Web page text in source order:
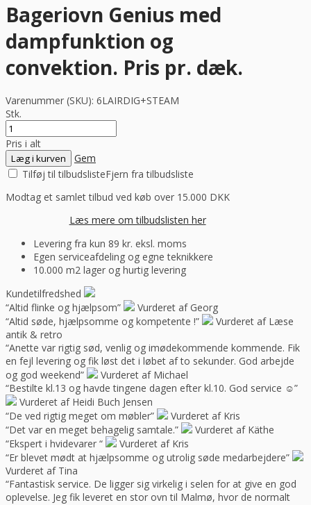
Bageriovn Genius med
dampfunktion og
convektion. Pris pr. dæk.
Varenummer (SKU): 6LAIRDIG+STEAM
Stk.
Pris i alt
Læg i kurven
Gem
Tilføj til tilbudslisteFjern fra tilbudsliste
Modtag et samlet tilbud ved køb over 15.000 DKK
Læs mere om tilbudslisten her
Levering fra kun 89 kr. eksl. moms
Egen serviceafdeling og egne teknikkere
10.000 m2 lager og hurtig levering
Kundetilfredshed
“Altid flinke og hjælpsom”
Vurderet af Georg
“Altid søde, hjælpsomme og kompetente !”
Vurderet af Læse
antik & retro
“Anette var rigtig sød, venlig og imødekommende kommende. Fik
en fejl levering og fik løst det i løbet af to sekunder. God arbejde
og god weekend”
Vurderet af Michael
“Bestilte kl.13 og havde tingene dagen efter kl.10. God service ☺”
Vurderet af Heidi Buch Jensen
“De ved rigtig meget om møbler”
Vurderet af Kris
“Det var en meget behagelig samtale.”
Vurderet af Käthe
“Ekspert i hvidevarer “
Vurderet af Kris
“Er blevet mødt at hjælpsomme og utrolig søde medarbejdere”
Vurderet af Tina
“Fantastisk service. De ligger sig virkelig i selen for at give en god
oplevelse. Jeg fik leveret en stor ovn til Malmø, hvor de normalt